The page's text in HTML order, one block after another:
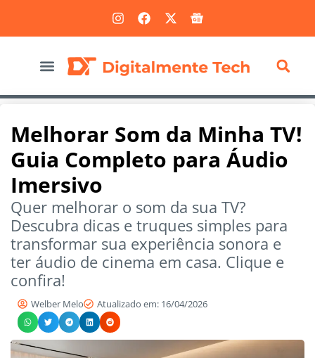
Melhorar Som da Minha TV!
Guia Completo para Áudio
Imersivo
Quer melhorar o som da sua TV?
Descubra dicas e truques simples para
transformar sua experiência sonora e
ter áudio de cinema em casa. Clique e
confira!
Welber Melo Atualizado em: 16/04/2026